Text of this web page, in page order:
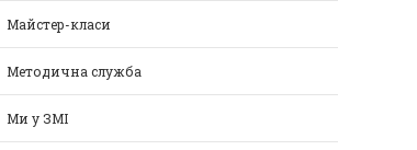
Майстер-класи
Методична служба
Ми у ЗМІ